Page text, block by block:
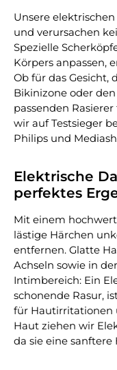
Unsere
und verursachen
Spezielle
Körpers anpassen,
Ob für das Gesicht,
Bikinizone oder
passenden
wir auf Testsieger
Philips und
Elektrische
perfektes
Mit einem
lästige Härchen
entfernen. Glatte
Achseln sowie in
Intimbereich: Ein
schonende Rasur,
für Hautirritationen
Haut ziehen wir
da sie eine